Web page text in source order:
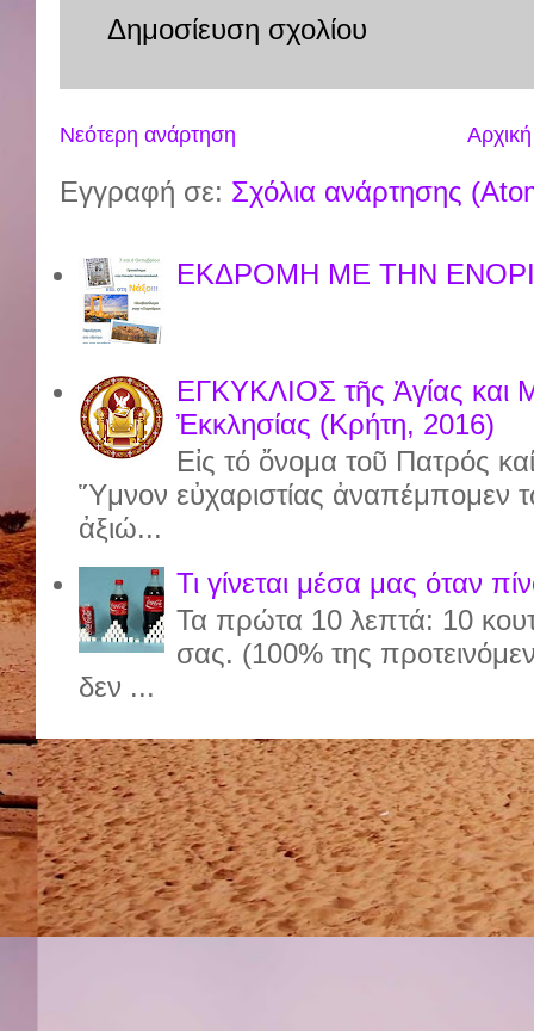
Δημοσίευση σχολίου
Νεότερη ανάρτηση
Εγγραφή σε: Σχόλια ανάρτησης
ΕΚΔΡΟΜΗ ΜΕ ΤΗΝ
ΕΓΚΥΚΛΙΟΣ τῆς Ἁγίας και
Ἐκκλησίας (Κρήτη, 2016)
Εἰς τό ὄνομα τοῦ Πατρός
Ὕμνον εὐχαριστίας
ἀξιώ...
Τι γίνεται μέσα μας όταν
Τα πρώτα 10 λεπτά: 10
σας. (100% της
δεν ...